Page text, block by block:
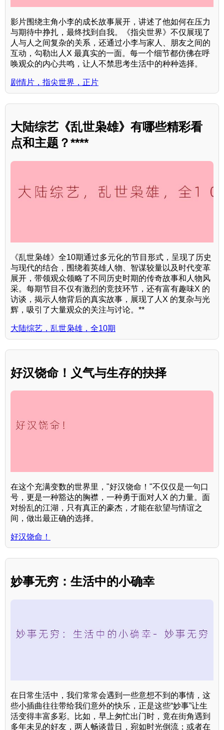
影片围绕主角小李的成长故事展开，讲述了他如何在压力
与期待中挣扎，最终找到自我。《指尖世界》不仅展现了
人与人之间复杂的关系，还通过小李与家人、朋友之间的
互动，勾勒出人X 最真实的一面。每一个细节都仿佛在呼
唤观众的内心共鸣，让人不禁思考生活中的种种选择。
剧情片，指尖世界，正片
大陆综艺《乱世枭雄》有哪些精彩看
点和主题？****
《乱世枭雄》全10期通过多元化的节目形式，呈现了历史
与现代的结合，围绕着英雄人物、智谋较量以及时代变革
展开，带领观众领略了不同历史时期的传奇故事和人物风
采。每期节目不仅有激烈的竞技环节，还有富有趣味X 的
访谈，揭示人物背后的真实故事，展现了人X 的复杂与光
辉，吸引了大量观众的关注与讨论。**
大陆综艺，乱世枭雄，全10期
好汉饶命！义气与生存的抉择
在这个充满变数的世界里，"好汉饶命！"不仅仅是一句口
号，更是一种豁达的胸襟，一种勇于面对人X 的力量。面
对纷乱的江湖，只有真正的豪杰，才能在欲望与情谊之
间，做出最正确的选择。
好汉饶命！
妙事无穷：生活中的小确幸
在日常生活中，我们常常会遇到一些意想不到的事情，这
些小插曲往往带给我们意外的快乐，正是这些“妙事”让生
活变得丰富多彩。比如，早上匆忙出门时，竟在街角遇到
多年未见的好友，两人畅谈昔日，宛如时光倒流；或者在